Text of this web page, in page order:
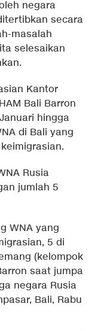
negara
secara
masalah
selesaikan
Kantor
Bali Barron
hingga
di Bali yang
Rusia
jumlah 5
WNA yang
5 di
(kelompok
saat jumpa
negara Rusia
Bali, Rabu